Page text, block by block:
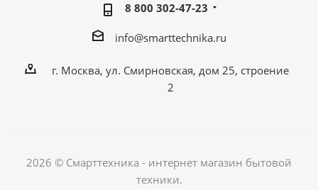
8 800 302-47-23
info@smarttechnika.ru
г. Москва, ул. Смирновская, дом 25, строение
2
2026 © Смарттехника - интернет магазин бытовой
техники.